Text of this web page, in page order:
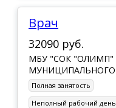
Врач
32090 руб.
МБУ "СОК "ОЛИМП"
МУНИЦИПАЛЬНОГО
Полная занятость
Неполный рабочий